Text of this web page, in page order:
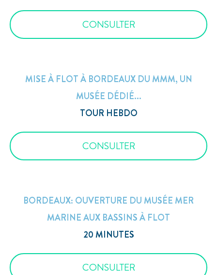
CONSULTER
MISE À FLOT À BORDEAUX DU MMM, UN
MUSÉE DÉDIÉ...
TOUR HEBDO
CONSULTER
BORDEAUX: OUVERTURE DU MUSÉE MER
MARINE AUX BASSINS À FLOT
20 MINUTES
CONSULTER